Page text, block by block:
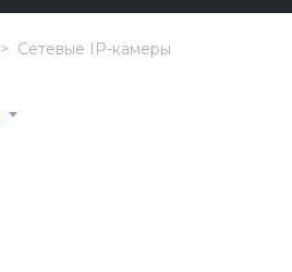
Сетевые IP-камеры